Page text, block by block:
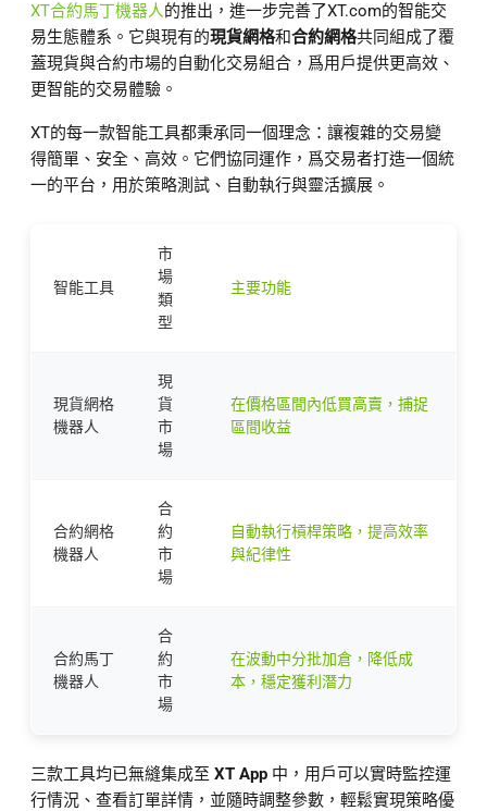
XT合約馬丁機器人的推出，進一步完善了XT.com的智能交
易生態體系。它與現有的現貨網格和合約網格共同組成了覆
蓋現貨與合約市場的自動化交易組合，爲用戶提供更高效、
更智能的交易體驗。
XT的每一款智能工具都秉承同一個理念：讓複雜的交易變
得簡單、安全、高效。它們協同運作，爲交易者打造一個統
一的平台，用於策略測試、自動執行與靈活擴展。
智能工具
市
場
類
型
主要功能
現貨網格
機器人
現
貨
市
場
在價格區間內低買高賣，捕捉
區間收益
合約網格
機器人
合
約
市
場
自動執行槓桿策略，提高效率
與紀律性
合約馬丁
機器人
合
約
市
場
在波動中分批加倉，降低成
本，穩定獲利潛力
三款工具均已無縫集成至 XT App 中，用戶可以實時監控運
行情況、查看訂單詳情，並隨時調整參數，輕鬆實現策略優